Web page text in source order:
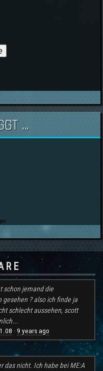
...
schon jemand die
gesehen ? also ich finde ja
schlecht aussehen, scott
· 9 years ago
das nicht. Ich habe bei ME:A